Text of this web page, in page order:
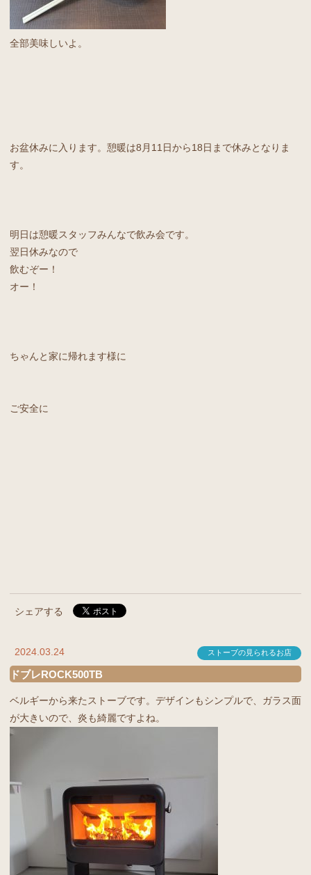
全部美味しいよ。
お盆休みに入ります。憩暖は8月11日から18日まで休みとなりま
す。
明日は憩暖スタッフみんなで飲み会です。
翌日休みなので
飲むぞー！
オー！
ちゃんと家に帰れます様に
ご安全に
シェアする
2024.03.24 ストーブの見られるお店
ドブレROCK500TB
ベルギーから来たストーブです。デザインもシンプルで、ガラス面
が大きいので、炎も綺麗ですよね。